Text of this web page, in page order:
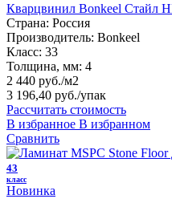
Кварцвинил Bonkeel Стайл
Страна: Россия
Производитель: Bonkeel
Класс: 33
Толщина, мм: 4
2 440 руб./м2
3 196,40 руб./упак
Рассчитать стоимость
В избранное В избранном
Сравнить
43
класс
Новинка